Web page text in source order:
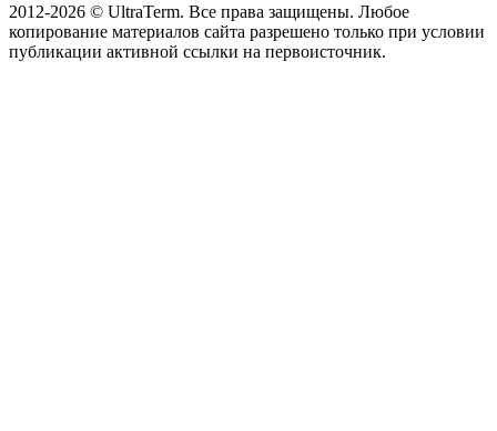
2012-2026 © UltraTerm. Все права защищены. Любое
копирование материалов сайта разрешено только при условии
публикации активной ссылки на первоисточник.